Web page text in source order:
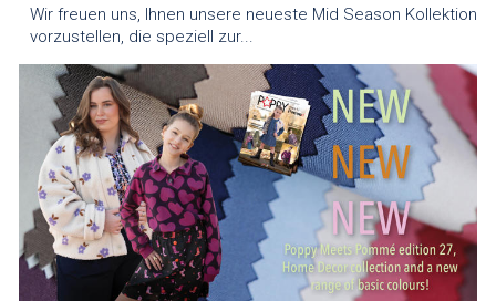
Wir freuen uns, Ihnen unsere neueste Mid Season Kollektion
vorzustellen, die speziell zur...